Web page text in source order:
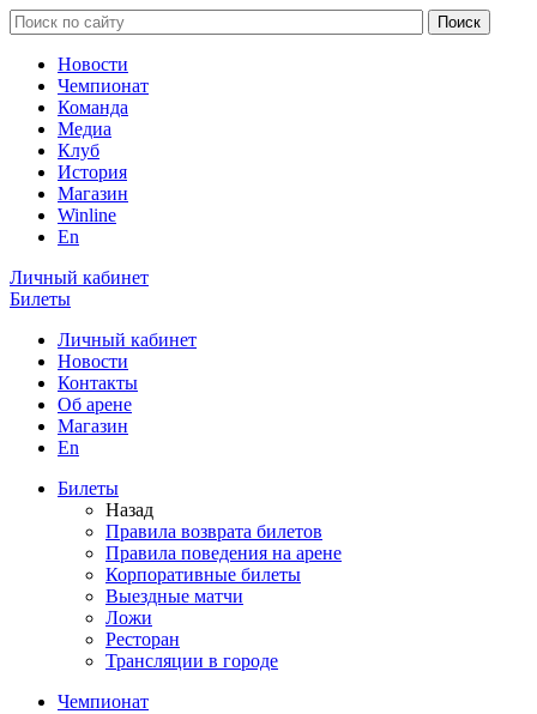
Новости
Чемпионат
Команда
Медиа
Клуб
История
Магазин
Winline
En
Личный кабинет
Билеты
Личный кабинет
Новости
Контакты
Об арене
Магазин
En
Билеты
Назад
Правила возврата билетов
Правила поведения на арене
Корпоративные билеты
Выездные матчи
Ложи
Ресторан
Трансляции в городе
Чемпионат